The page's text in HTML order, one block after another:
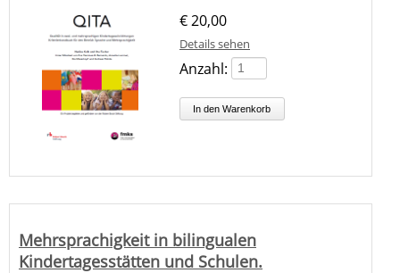
€20,00
Details sehen
Anzahl:
Mehrsprachigkeit in bilingualen
Kindertagesstätten und Schulen.